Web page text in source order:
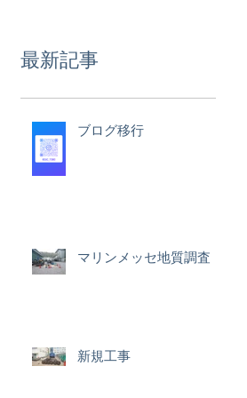
最新記事
ブログ移行
マリンメッセ地質調査
新規工事